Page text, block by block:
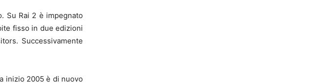
Su Rai 2 è impegnato
fisso in due edizioni
Successivamente
inizio 2005 è di nuovo